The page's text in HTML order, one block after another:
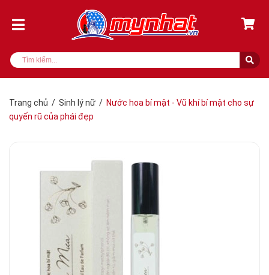
Trang chủ / Sinh lý nữ / Nước hoa bí mật - Vũ khí bí mật cho sự
quyến rũ của phái đẹp